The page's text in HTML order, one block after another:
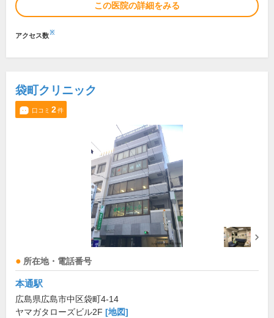
この医院の詳細をみる
アクセス数※
袋町クリニック
口コミ 2件
所在地・電話番号
本通駅
広島県広島市中区袋町4-14
ヤマガタローズビル2F [地図]